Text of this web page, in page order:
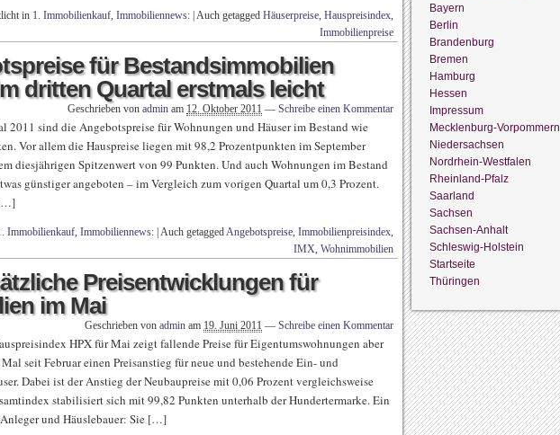
in 1. Immobilienkauf, Immobiliennews: Auch getagged Häuserpreise, Hauspreisindex,
Immobilienpreise
für Bestandsimmobilien
dritten Quartal erstmals leicht
Geschrieben von admin am 12. Oktober 2011 — Schreibe einen Kommentar
2011 sind die Angebotspreise für Wohnungen und Häuser im Bestand wie
Vor allem die Hauspreise liegen mit 98,2 Prozentpunkten im September
diesjährigen Spitzenwert von 99 Punkten. Und auch Wohnungen im Bestand
günstiger angeboten – im Vergleich zum vorigen Quartal um 0,3 Prozent.
Immobilienkauf, Immobiliennews: Auch getaggedAngebotspreise, Immobilienpreisindex,
IMX, Wohnimmobilien
Preisentwicklungen für
im Mai
Geschrieben von admin am 19. Juni 2011 — Schreibe einen Kommentar
HPX für Mai zeigt fallende Preise für Eigentumswohnungen aber
seit Februar einen Preisanstieg für neue und bestehende Ein- und
Dabei ist der Anstieg der Neubaupreise mit 0,06 Prozent vergleichsweise
stabilisiert sich mit 99,82 Punkten unterhalb der Hundertermarke. Ein
und Häuslebauer: Sie […]
Bayern
Berlin
Brandenburg
Bremen
Hamburg
Hessen
Impressum
Mecklenburg-Vorpommern
Niedersachsen
Nordrhein-Westfalen
Rheinland-Pfalz
Saarland
Sachsen
Sachsen-Anhalt
Schleswig-Holstein
Startseite
Thüringen